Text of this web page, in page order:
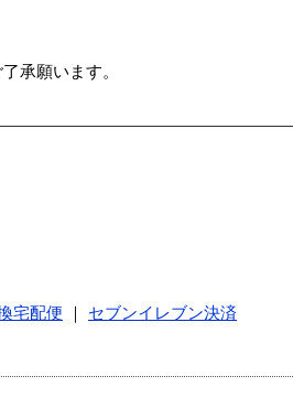
承願います。
宅配便
セブンイレブン決済